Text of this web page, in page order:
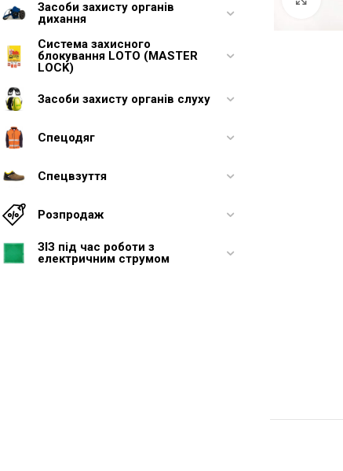
Засоби захисту органів
дихання
Система захисного
блокування LOTO (MASTER
LOCK)
Засоби захисту органів слуху
Спецодяг
Спецвзуття
Розпродаж
ЗІЗ під час роботи з
електричним струмом